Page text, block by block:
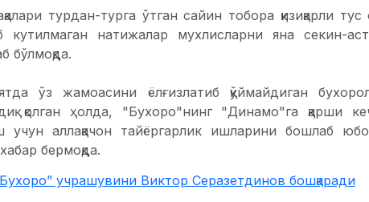
турдан-турга ўтган сайин тобора қизиқарли
кутилмаган натижалар мухлисларни яна секин-
бўлмоқда.
ўз жамоасини ёлғизлатиб қўймайдиган
қолган ҳолда, "Бухоро"нинг "Динамо"га қарши
учун аллақачон тайёргарлик ишларини бошлаб
бермоқда.
учрашувини Виктор Серазетдинов бошқаради